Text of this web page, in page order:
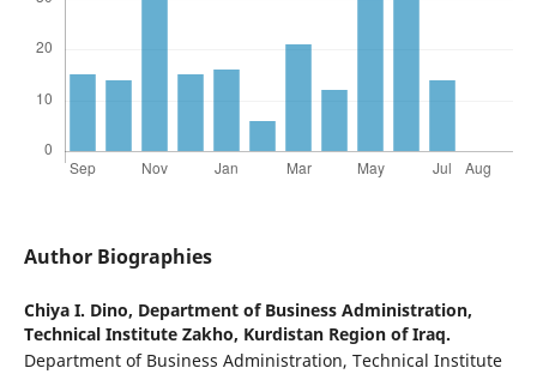
Author Biographies
Chiya I. Dino, Department of Business Administration,
Technical Institute Zakho, Kurdistan Region of Iraq.
Department of Business Administration, Technical Institute